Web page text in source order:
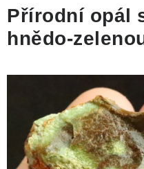
KAMENY ZE SVĚTA
BROUŠENÉ
SLEVY
ÚČINKY
KRYSTALY
Přírodní opál
hnědo-